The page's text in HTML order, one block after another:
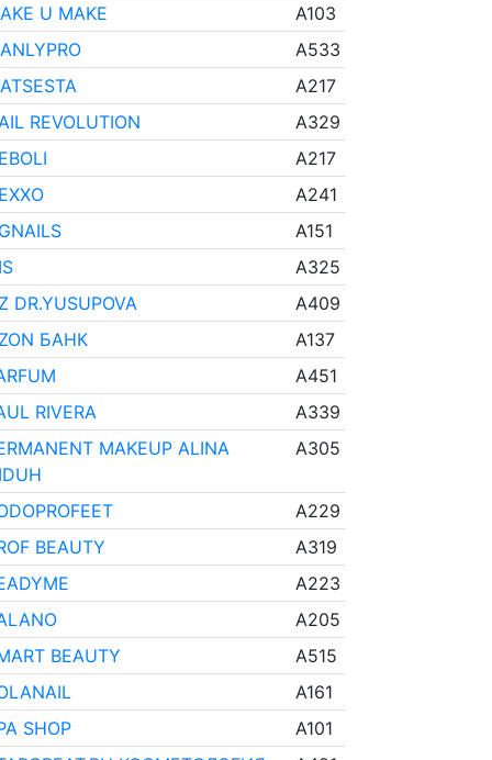
U MAKE
A103
A533
A217
REVOLUTION
A329
A217
A241
A151
A325
DR.YUSUPOVA
A409
БАНК
A137
A451
RIVERA
A339
MAKEUP ALINA
A305
A229
BEAUTY
A319
A223
A205
BEAUTY
A515
A161
SHOP
A101